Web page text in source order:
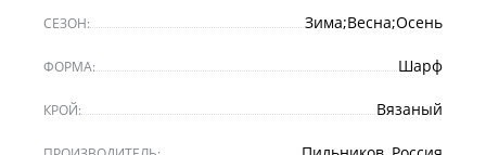
СЕЗОН: Зима;Весна;Осень
ФОРМА: Шарф
КРОЙ: Вязаный